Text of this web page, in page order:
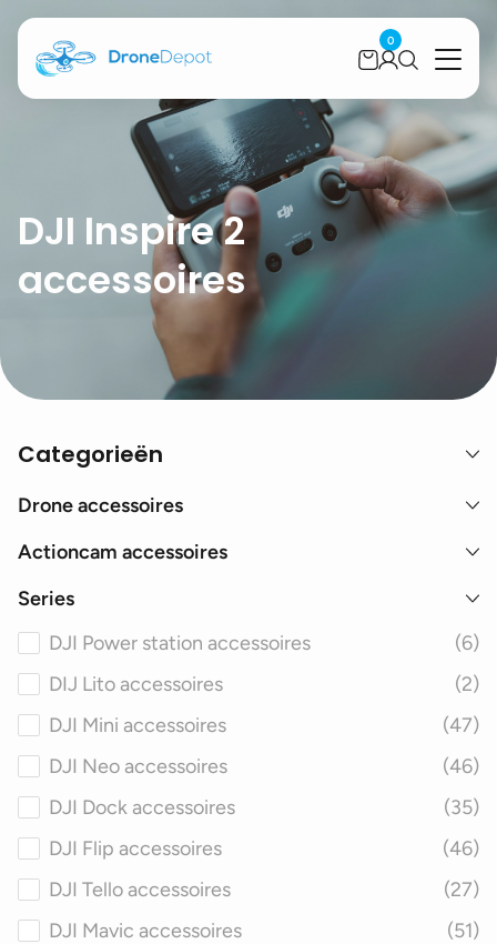
0
DJI Inspire 2
accessoires
Categorieën
Drone accessoires
Actioncam accessoires
Series
DJI Power station accessoires
(6)
DIJ Lito accessoires
(2)
DJI Mini accessoires
(47)
DJI Neo accessoires
(46)
DJI Dock accessoires
(35)
DJI Flip accessoires
(46)
DJI Tello accessoires
(27)
DJI Mavic accessoires
(51)